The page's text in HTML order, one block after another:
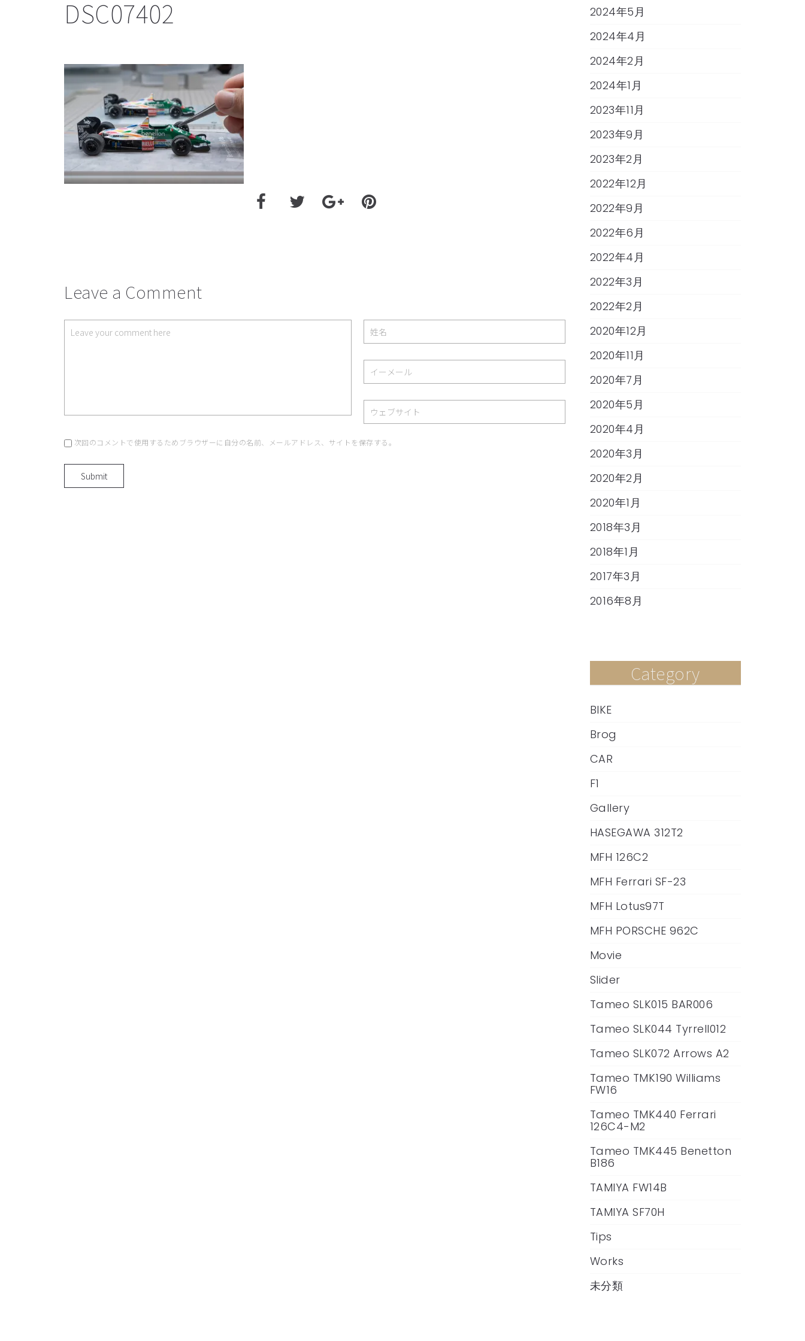
DSC07402
Leave a Comment
次回のコメントで使用するためブラウザーに自分の名前、メールアドレス、サイトを保存する。
2024年5月
2024年4月
2024年2月
2024年1月
2023年11月
2023年9月
2023年2月
2022年12月
2022年9月
2022年6月
2022年4月
2022年3月
2022年2月
2020年12月
2020年11月
2020年7月
2020年5月
2020年4月
2020年3月
2020年2月
2020年1月
2018年3月
2018年1月
2017年3月
2016年8月
Category
BIKE
Brog
CAR
F1
Gallery
HASEGAWA 312T2
MFH 126C2
MFH Ferrari SF-23
MFH Lotus97T
MFH PORSCHE 962C
Movie
Slider
Tameo SLK015 BAR006
Tameo SLK044 Tyrrell012
Tameo SLK072 Arrows A2
Tameo TMK190 Williams
FW16
Tameo TMK440 Ferrari
126C4-M2
Tameo TMK445 Benetton
B186
TAMIYA FW14B
TAMIYA SF70H
Tips
Works
未分類